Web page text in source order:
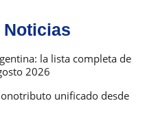
la lista completa de
2026
unificado desde